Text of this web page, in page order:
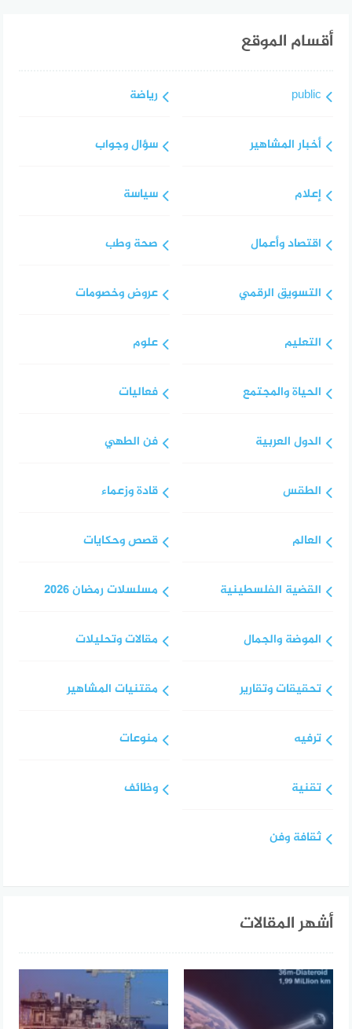
أقسام الموقع
public
أخبار المشاهير
إعلام
اقتصاد وأعمال
التسويق الرقمي
التعليم
الحياة والمجتمع
الدول العربية
الطقس
العالم
القضية الفلسطينية
الموضة والجمال
تحقيقات وتقارير
ترفيه
تقنية
ثقافة وفن
رياضة
سؤال وجواب
سياسة
صحة وطب
عروض وخصومات
علوم
فعاليات
فن الطهي
قادة وزعماء
قصص وحكايات
مسلسلات رمضان 2026
مقالات وتحليلات
مقتنيات المشاهير
منوعات
وظائف
أشهر المقالات